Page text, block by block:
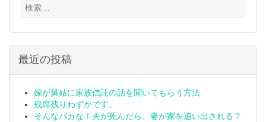
検
最近の投稿
嫁が舅姑に家族信託の話を聞いてもらう方法
残席残りわずかです。
そんなバカな！夫が死んだら、妻が家を追い出される？